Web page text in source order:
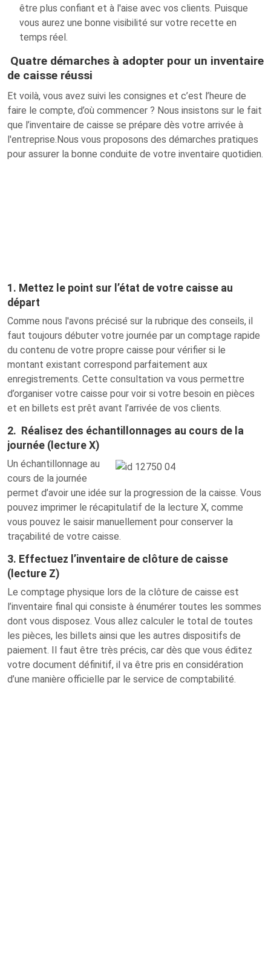
être plus confiant et à l'aise avec vos clients. Puisque
vous aurez une bonne visibilité sur votre recette en
temps réel.
Quatre démarches à adopter pour un inventaire
de caisse réussi
Et voilà, vous avez suivi les consignes et c’est l’heure de
faire le compte, d’où commencer ? Nous insistons sur le fait
que l’inventaire de caisse se prépare dès votre arrivée à
l'entreprise.Nous vous proposons des démarches pratiques
pour assurer la bonne conduite de votre inventaire quotidien.
1. Mettez le point sur l’état de votre caisse au
départ
Comme nous l'avons précisé sur la rubrique des conseils, il
faut toujours débuter votre journée par un comptage rapide
du contenu de votre propre caisse pour vérifier si le
montant existant correspond parfaitement aux
enregistrements. Cette consultation va vous permettre
d’organiser votre caisse pour voir si votre besoin en pièces
et en billets est prêt avant l’arrivée de vos clients.
2. Réalisez des échantillonnages au cours de la
journée (lecture X)
Un échantillonnage au
cours de la journée
permet d’avoir une idée sur la progression de la caisse. Vous
pouvez imprimer le récapitulatif de la lecture X, comme
vous pouvez le saisir manuellement pour conserver la
traçabilité de votre caisse.
3. Effectuez l’inventaire de clôture de caisse
(lecture Z)
Le comptage physique lors de la clôture de caisse est
l’inventaire final qui consiste à énumérer toutes les sommes
dont vous disposez. Vous allez calculer le total de toutes
les pièces, les billets ainsi que les autres dispositifs de
paiement. Il faut être très précis, car dès que vous éditez
votre document définitif, il va être pris en considération
d’une manière officielle par le service de comptabilité.